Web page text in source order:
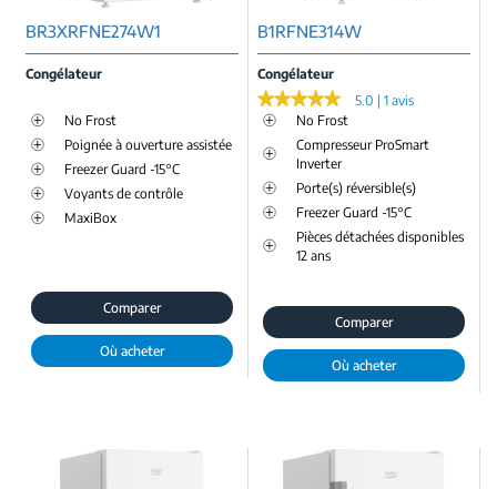
BR3XRFNE274W1
Congélateur
No Frost
Poignée à ouverture assistée
Freezer Guard -15°C
Voyants de contrôle
MaxiBox
Comparer
Où acheter
B1RFNE314W
Congélateur
★★★★★
★★★★★
5.0 | 1 avis
No Frost
Compresseur ProSmart
Inverter
Porte(s) réversible(s)
Freezer Guard -15°C
Pièces détachées disponibles
12 ans
Comparer
Où acheter